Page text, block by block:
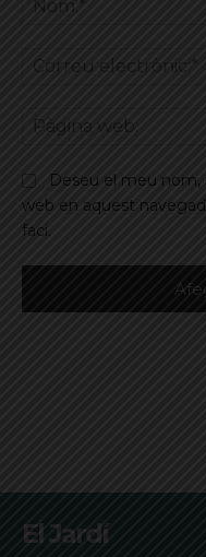
Deseu el meu
web en aquest
faci.
El Jardí